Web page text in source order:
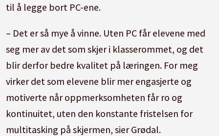
til å legge bort PC-ene.
– Det er så mye å vinne. Uten PC får elevene med
seg mer av det som skjer i klasserommet, og det
blir derfor bedre kvalitet på læringen. For meg
virker det som elevene blir mer engasjerte og
motiverte når oppmerksomheten får ro og
kontinuitet, uten den konstante fristelsen for
multitasking på skjermen, sier Grødal.